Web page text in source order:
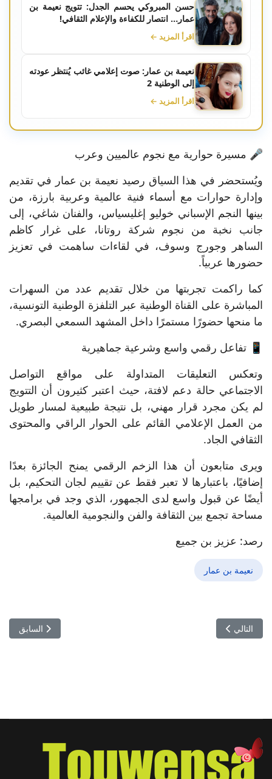
حسن المبروكي يحسم الجدل: تتويج نعيمة بن
عمار… انتصار للكفاءة والإعلام الثقافي!
اقرأ المزيد ←
نعيمة بن عمار: صوت إعلامي غائب يُنتظر عودته
إلى الوطنية 2
اقرأ المزيد ←
🎤 مسيرة حوارية مع نجوم عالميين وعرب
ويُستحضر في هذا السياق رصيد نعيمة بن عمار في تقديم
وإدارة حوارات مع أسماء فنية عالمية وعربية بارزة، من
بينها النجم الإسباني خوليو إغليسياس، والفنان شاغي، إلى
جانب نخبة من نجوم شركة روتانا، على غرار كاظم
الساهر وجورج وسوف، في لقاءات ساهمت في تعزيز
حضورها عربياً.
كما راكمت تجربتها من خلال تقديم عدد من السهرات
المباشرة على القناة الوطنية عبر التلفزة الوطنية التونسية،
ما منحها حضورًا مستمرًا داخل المشهد السمعي البصري.
📱 تفاعل رقمي واسع وشرعية جماهيرية
وتعكس التعليقات المتداولة على مواقع التواصل
الاجتماعي حالة دعم لافتة، حيث اعتبر كثيرون أن التتويج
لم يكن مجرد قرار مهني، بل نتيجة طبيعية لمسار طويل
من العمل الإعلامي القائم على الحوار الراقي والمحتوى
الثقافي الجاد.
ويرى متابعون أن هذا الزخم الرقمي يمنح الجائزة بعدًا
إضافيًا، باعتبارها لا تعبر فقط عن تقييم لجان التحكيم، بل
أيضًا عن قبول واسع لدى الجمهور، الذي وجد في برامجها
مساحة تجمع بين الثقافة والفن والنجومية العالمية.
رصد: عزيز بن جميع
نعيمة بن عمار
المقال
السابق
المقال التالي: ميساء باديس تقتنص عرش التنشيط… وتتربع على قمة إعلام
التالي